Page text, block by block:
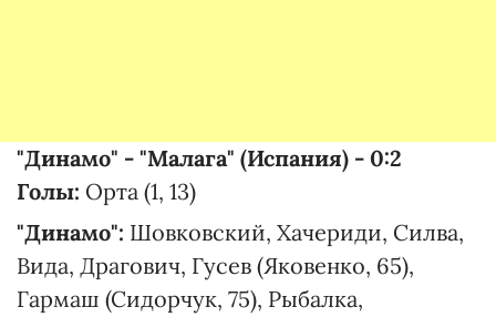
"Динамо" - "Малага" (Испания) - 0:2
Голы: Орта (1, 13)
"Динамо": Шовковский, Хачериди, Силва,
Вида, Драгович, Гусев (Яковенко, 65),
Гармаш (Сидорчук, 75), Рыбалка,